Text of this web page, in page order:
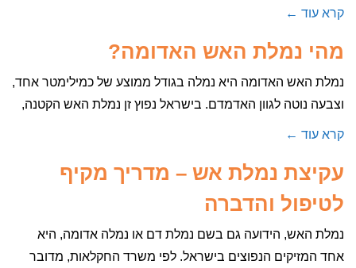
קרא עוד ←
מהי נמלת האש האדומה?
נמלת האש האדומה היא נמלה בגודל ממוצע של כמילימטר אחד,
וצבעה נוטה לגוון האדמדם. בישראל נפוץ זן נמלת האש הקטנה,
קרא עוד ←
עקיצת נמלת אש – מדריך מקיף
לטיפול והדברה
נמלת האש, הידועה גם בשם נמלת דם או נמלה אדומה, היא
אחד המזיקים הנפוצים בישראל. לפי משרד החקלאות, מדובר